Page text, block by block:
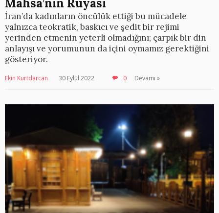
Mahsa’nın Rüyası
İran’da kadınların öncülük ettiği bu mücadele
yalnızca teokratik, baskıcı ve şedit bir rejimi
yerinden etmenin yeterli olmadığını; çarpık bir din
anlayışı ve yorumunun da içini oymamız gerektiğini
gösteriyor.
Ekin Kurtdarcan 30 Eylül 2022 0 Devamı »